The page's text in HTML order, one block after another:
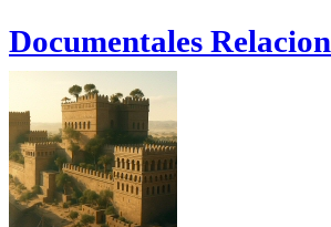
Documentales